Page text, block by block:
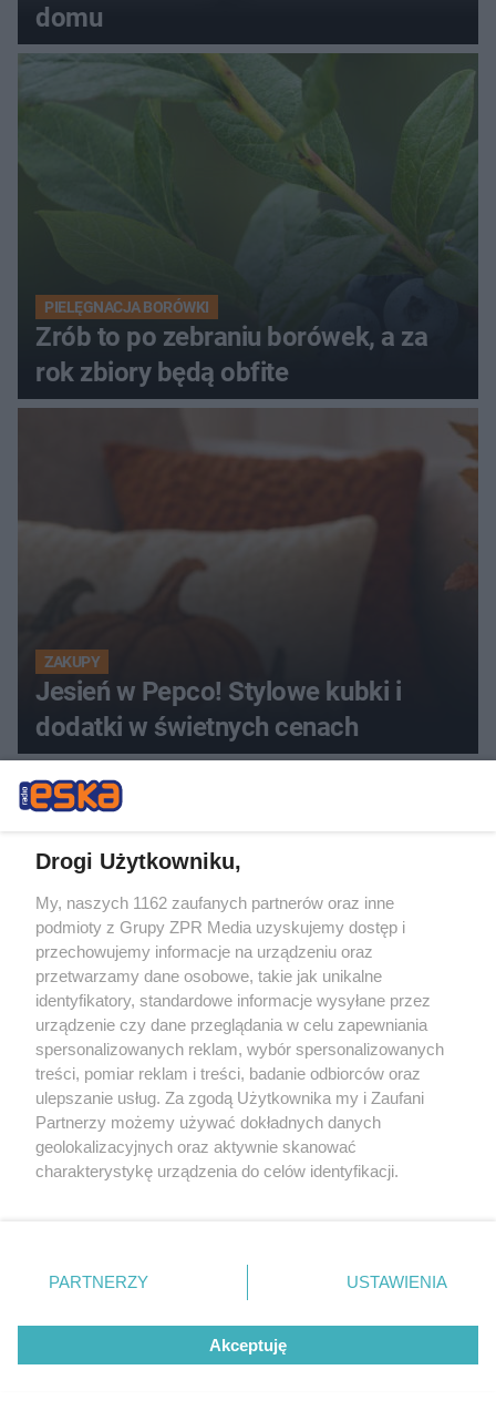
domu
PIELĘGNACJA BORÓWKI
Zrób to po zebraniu borówek, a za
rok zbiory będą obfite
ZAKUPY
Jesień w Pepco! Stylowe kubki i
dodatki w świetnych cenach
ZOBACZ WIĘCEJ
Drogi Użytkowniku,
My, naszych 1162 zaufanych partnerów oraz inne
podmioty z Grupy ZPR Media uzyskujemy dostęp i
przechowujemy informacje na urządzeniu oraz
przetwarzamy dane osobowe, takie jak unikalne
identyfikatory, standardowe informacje wysyłane przez
urządzenie czy dane przeglądania w celu zapewniania
spersonalizowanych reklam, wybór spersonalizowanych
treści, pomiar reklam i treści, badanie odbiorców oraz
ulepszanie usług. Za zgodą Użytkownika my i Zaufani
Partnerzy możemy używać dokładnych danych
geolokalizacyjnych oraz aktywnie skanować
charakterystykę urządzenia do celów identyfikacji.
zmienić/wycofać klikając przycisk ustawień prywatności
znajdujący się w lewym dolnym rogu strony
rodzaje przetwarzania danych nie wymagają zgody
użytkownika, ale masz prawo sprzeciwić się takiemu
przetwarzaniu. Preferencje będą miały zastosowanie tylko
PARTNERZY USTAWIENIA
Akceptuję